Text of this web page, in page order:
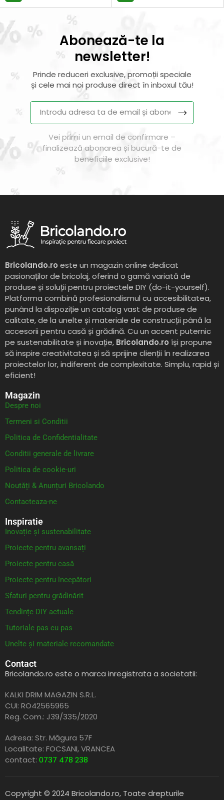
Abonează-te la
newsletter!
Prinde reduceri exclusive, promoții speciale
și cele mai noi produse direct în inboxul tău!
Vei primi un email de confirmare –
finalizează abonarea și bucură-te de
beneficiile exclusive!
Bricolando.ro este un magazin online dedicat
pasionaților de bricolaj, oferind o gamă variată de
produse și soluții pentru proiectele DIY (do-it-yourself).
Platforma combină profesionalismul cu accesibilitatea,
punând la dispoziție un catalog vast de produse de
calitate, de la unelte și materiale de construcții până la
accesorii pentru casă și grădină. Cu un accent puternic
pe sustenabilitate și inovație, Bricolando.ro își propune
să inspire creativitatea și să sprijine clienții în realizarea
proiectelor lor, indiferent de complexitate. Simplu, rapid și
eficient!
Magazin
Despre noi
Termeni si Conditii
Politica de Confidentialitate
Conditii generale de livrare
Politica de cookie-uri
Noutăți & Anunțuri Bricolando
Contacteaza-ne
Inspiratie
Inovație și sustenabilitate
Proiecte pentru avansați
Proiecte pentru casă
Proiecte pentru începători
Sfaturi pentru grădinărit
Tendințe DIY actuale
Tutoriale pas cu pas
Unelte și materiale recomandate
Contact
Bricolando.ro este o marca inregistrata a societatii:
KALKI DRIM MAGAZIN S.R.L.
CUI: RO42565965
Reg. Com.: J39/335/2020
Adresa: Str. Măgura 57F
Localitate: FOCSANI,VRANCEA
contact: 0737 478 238
Copyright © 2024 Bricolando.ro, Toate drepturile